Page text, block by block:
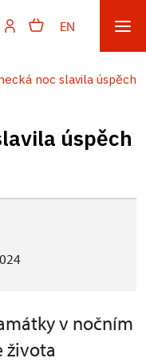
EN
noc slavila úspěch
úspěch
v nočním
života